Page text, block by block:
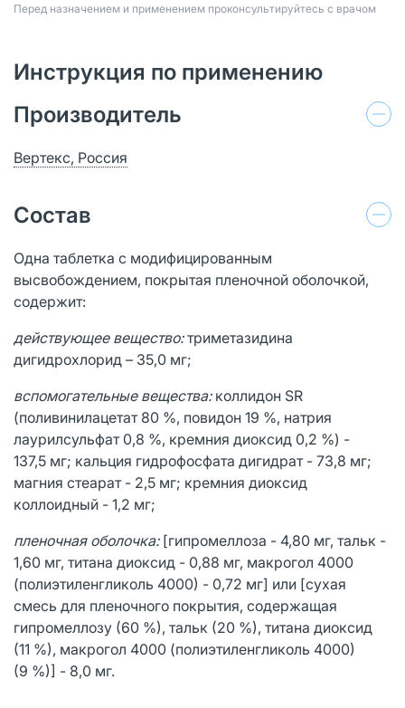
Перед назначением и применением проконсультируйтесь с врачом
Инструкция по применению
Производитель
Вертекс, Россия
Состав
Одна таблетка с модифицированным
высвобождением, покрытая пленочной оболочкой,
содержит:
действующее вещество:триметазидина
дигидрохлорид – 35,0 мг;
вспомогательные вещества:коллидон SR
(поливинилацетат 80 %, повидон 19 %, натрия
лаурилсульфат 0,8 %, кремния диоксид 0,2 %) -
137,5 мг; кальция гидрофосфата дигидрат - 73,8 мг;
магния стеарат - 2,5 мг; кремния диоксид
коллоидный - 1,2 мг;
пленочная оболочка:[гипромеллоза - 4,80 мг, тальк -
1,60 мг, титана диоксид - 0,88 мг, макрогол 4000
(полиэтиленгликоль 4000) - 0,72 мг] или [сухая
смесь для пленочного покрытия, содержащая
гипромеллозу (60 %), тальк (20 %), титана диоксид
(11 %), макрогол 4000 (полиэтиленгликоль 4000)
(9 %)] - 8,0 мг.